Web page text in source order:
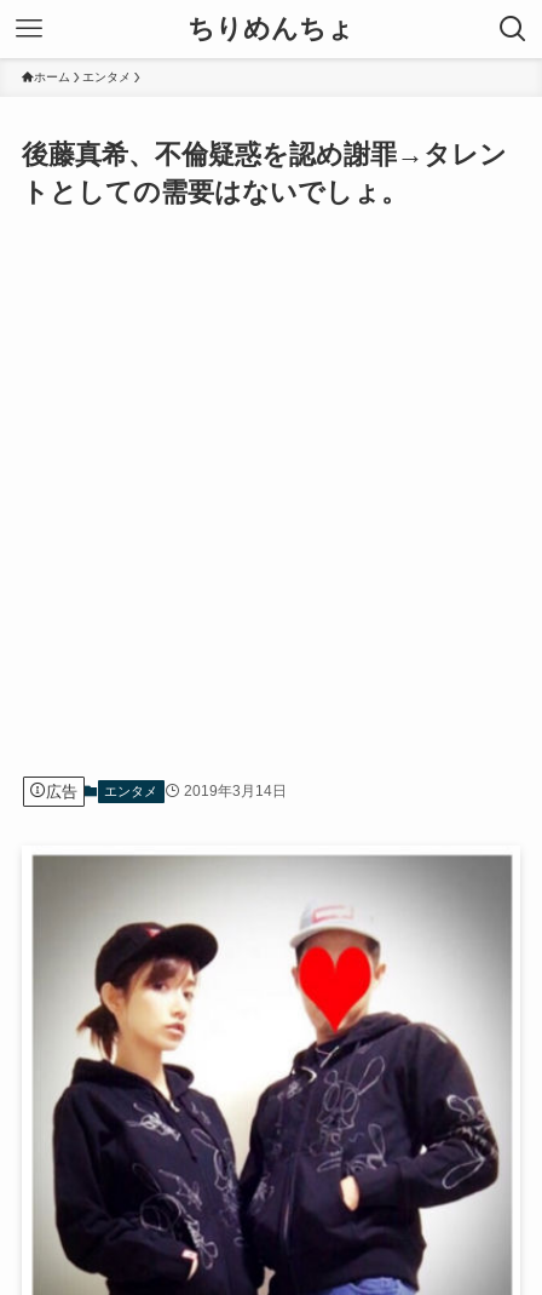
ちりめんちょ
ホーム エンタメ
後藤真希、不倫疑惑を認め謝罪→タレン
トとしての需要はないでしょ。
広告 エンタメ 2019年3月14日